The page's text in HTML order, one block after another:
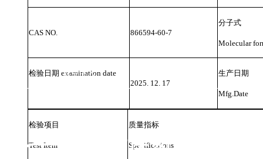
CAS NO. 866594-60-7
分子式
Molecular
检验日期 examination date
2025. 12. 17
生产日期
Mfg.Date
检验项目
Test Item
质量指标
Specifications
新闻中心
伟信医药